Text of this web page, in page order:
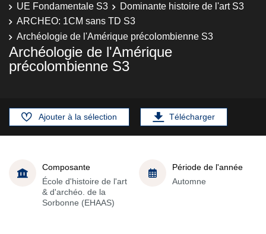
UE Fondamentale S3
Dominante histoire de l'art S3
ARCHEO: 1CM sans TD S3
Archéologie de l'Amérique précolombienne S3
Archéologie de l'Amérique
précolombienne S3
Ajouter à la sélection Télécharger
Composante
École d'histoire de l'art
& d'archéo. de la
Sorbonne (EHAAS)
Période de l'année
Automne